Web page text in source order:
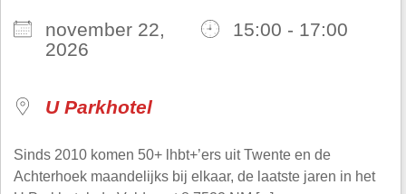
november 22,
2026
15:00 - 17:00
U Parkhotel
Sinds 2010 komen 50+ lhbt+’ers uit Twente en de
Achterhoek maandelijks bij elkaar, de laatste jaren in het